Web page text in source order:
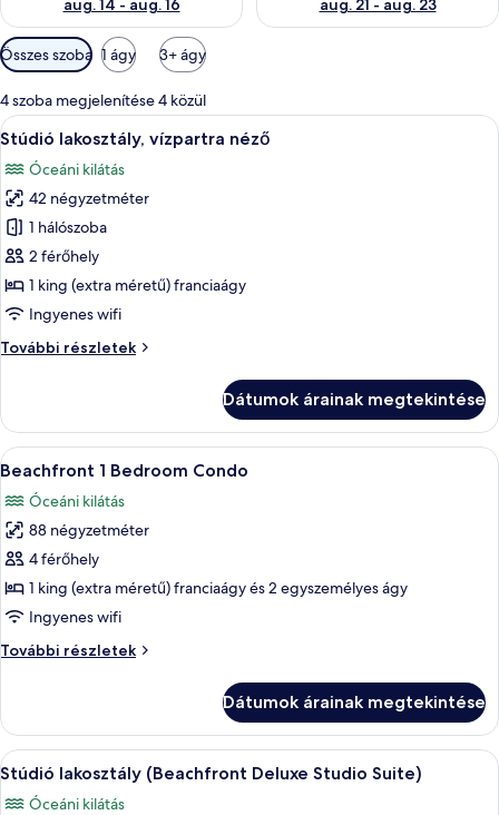
aug. 14 - aug. 16
aug. 21 - aug. 23
Szobákhoz
rendelkezésre
álló
szűrők
Összes szoba 1 ágy 3+ ágy
4 szoba megjelenítése 4 közül
A
következő
szoba
összes
képének
megtekintése:
Stúdió
lakosztály,
vízpartra
néző
Egy hálószoba, amelyben található
7
Stúdió lakosztály, vízpartra néző
Óceáni kilátás
42 négyzetméter
1 hálószoba
2 férőhely
1 king (extra méretű) franciaágy
Ingyenes wifi
További részletek
Stúdió
további
részletei
Dátumok árainak megtekintése
A
következő
szoba
összes
képének
megtekintése:
Beachfront
Bedroom
Egy nappali, amelyben van egy
8
Beachfront 1 Bedroom Condo
Óceáni kilátás
88 négyzetméter
4 férőhely
1 king (extra méretű) franciaágy és 2 egyszemélyes ágy
Ingyenes wifi
További részletek
Beachfront
további
részletei
Dátumok árainak megtekintése
A
következő
Egy modern fürőszoba, amelyben
6
Stúdió lakosztály (Beachfront Deluxe Studio Suite)
Óceáni kilátás